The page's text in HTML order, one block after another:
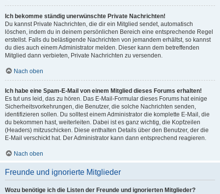
Ich bekomme ständig unerwünschte Private Nachrichten!
Du kannst Private Nachrichten, die dir ein Mitglied sendet, automatisch
löschen, indem du in deinem persönlichen Bereich eine entsprechende Regel
erstellst. Falls du belästigende Nachrichten von jemandem erhältst, so kannst
du dies auch einem Administrator melden. Dieser kann dem betreffenden
Mitglied dann verbieten, Private Nachrichten zu versenden.
Nach oben
Ich habe eine Spam-E-Mail von einem Mitglied dieses Forums erhalten!
Es tut uns leid, das zu hören. Das E-Mail-Formular dieses Forums hat einige
Sicherheitsvorkehrungen, die Benutzer, die solche Nachrichten senden,
identifizieren sollen. Du solltest einem Administrator die komplette E-Mail, die
du bekommen hast, weiterleiten. Dabei ist es ganz wichtig, die Kopfzeilen
(Headers) mitzuschicken. Diese enthalten Details über den Benutzer, der die
E-Mail verschickt hat. Der Administrator kann dann entsprechend reagieren.
Nach oben
Freunde und ignorierte Mitglieder
Wozu benötige ich die Listen der Freunde und ignorierten Mitglieder?